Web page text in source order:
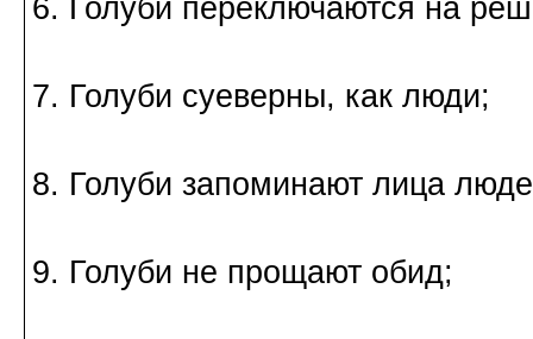
6. Голуби переключаются на
7. Голуби суеверны, как люди;
8. Голуби запоминают лица
9. Голуби не прощают обид;